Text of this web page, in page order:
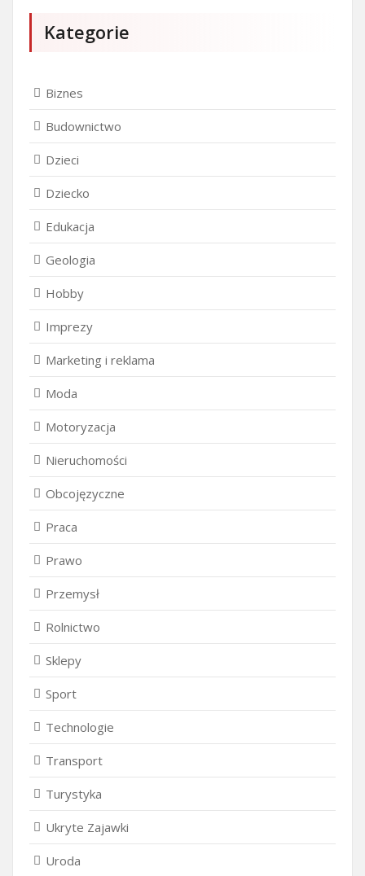
Kategorie
Biznes
Budownictwo
Dzieci
Dziecko
Edukacja
Geologia
Hobby
Imprezy
Marketing i reklama
Moda
Motoryzacja
Nieruchomości
Obcojęzyczne
Praca
Prawo
Przemysł
Rolnictwo
Sklepy
Sport
Technologie
Transport
Turystyka
Ukryte Zajawki
Uroda